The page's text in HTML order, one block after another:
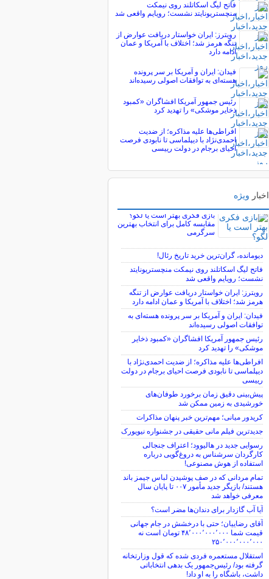
فاتح لیگ اسکاتلند روی نیمکت
منچستریونایتد نشست؛ رویایم واقعی شد
رویترز: ایران خواستار دریافت عوارض از
تنگه هرمز شد؛ اختلاف با آمریکا و عمان
ادامه دارد
فیدان: ایران و آمریکا بر سر پرونده
هسته‌ای به توافقات اصولی رسیده‌اند
رئیس جمهور آمریکا افشاگران «کمبود
ذخایر موشکی» را تهدید کرد
افراطی‌ها علیه مذاکره؛ از ضدیت
احمدی‌نژاد با دیپلماسی تا نابودی فرصت
احیای برجام در دولت رییسی
اخبار ویژه
پربیننده های خبر
بازی فکری بهتر است یا لگو؟
مقایسه کامل برای انتخاب بهترین
سرگرمی
دیومانده، گران‌ترین خرید تاریخ رئال!
فاتح لیگ اسکاتلند روی نیمکت منچستریونایتد
نشست؛ رویایم واقعی شد
رویترز: ایران خواستار دریافت عوارض از تنگه
هرمز شد؛ اختلاف با آمریکا و عمان ادامه دارد
فیدان: ایران و آمریکا بر سر پرونده هسته‌ای به
توافقات اصولی رسیده‌اند
رئیس جمهور آمریکا افشاگران «کمبود ذخایر
موشکی» را تهدید کرد
افراطی‌ها علیه مذاکره؛ از ضدیت احمدی‌نژاد با
دیپلماسی تا نابودی فرصت احیای برجام در دولت
رییسی
پیش‌بینی دقیق زمان برخورد طوفان‌های
خورشیدی به زمین ممکن شد
کریدور میانی؛ مهم‌ترین خبر پنهان مذاکرات
جدیدترین فیلم مانی حقیقی در جشنواره نیویورک
رسوایی جدید در هالیوود؛ اعتراف جنجالی
کارگردان سرشناس به دروغ‌گویی درباره
استفاده از هوش مصنوعی!
تمام مردانی که در صف پوشیدن لباس جیمز باند
هستند/ بازیگر جدید مأمور ۰۰۷ تا پایان سال
معرفی خواهد شد
آیا آب گازدار برای دندان‌ها مضر است؟
آقای رضاییان؛ حتی با درخشش در جام جهانی
قیمت شما ۴۸٬۰۰۰٬۰۰۰٬۰۰۰ تومان است نه
۲۵۰٬۰۰۰٬۰۰۰٬۰۰۰
استقلال مستعمره فردی شده که قول وزارتخانه
گرفته بود/ رئیس‌جمهور یک بدهی انتخاباتی
داشت، باشگاه را به او داد!